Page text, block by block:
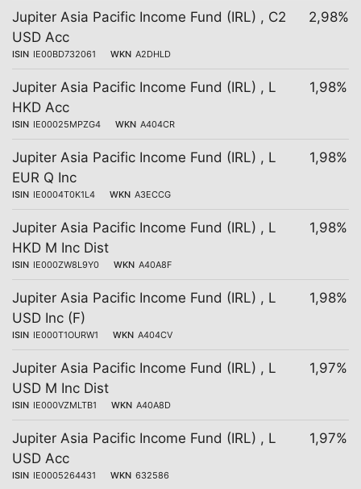
Jupiter Asia Pacific Income Fund (IRL) , C2
USD Acc
ISIN IE00BD732061 WKN A2DHLD
2,98%
Jupiter Asia Pacific Income Fund (IRL) , L
HKD Acc
ISIN IE00025MPZG4 WKN A404CR
1,98%
Jupiter Asia Pacific Income Fund (IRL) , L
EUR Q Inc
ISIN IE0004T0K1L4 WKN A3ECCG
1,98%
Jupiter Asia Pacific Income Fund (IRL) , L
HKD M Inc Dist
ISIN IE000ZW8L9Y0 WKN A40A8F
1,98%
Jupiter Asia Pacific Income Fund (IRL) , L
USD Inc (F)
ISIN IE000T1OURW1 WKN A404CV
1,98%
Jupiter Asia Pacific Income Fund (IRL) , L
USD M Inc Dist
ISIN IE000VZMLTB1 WKN A40A8D
1,97%
Jupiter Asia Pacific Income Fund (IRL) , L
USD Acc
ISIN IE0005264431 WKN 632586
1,97%